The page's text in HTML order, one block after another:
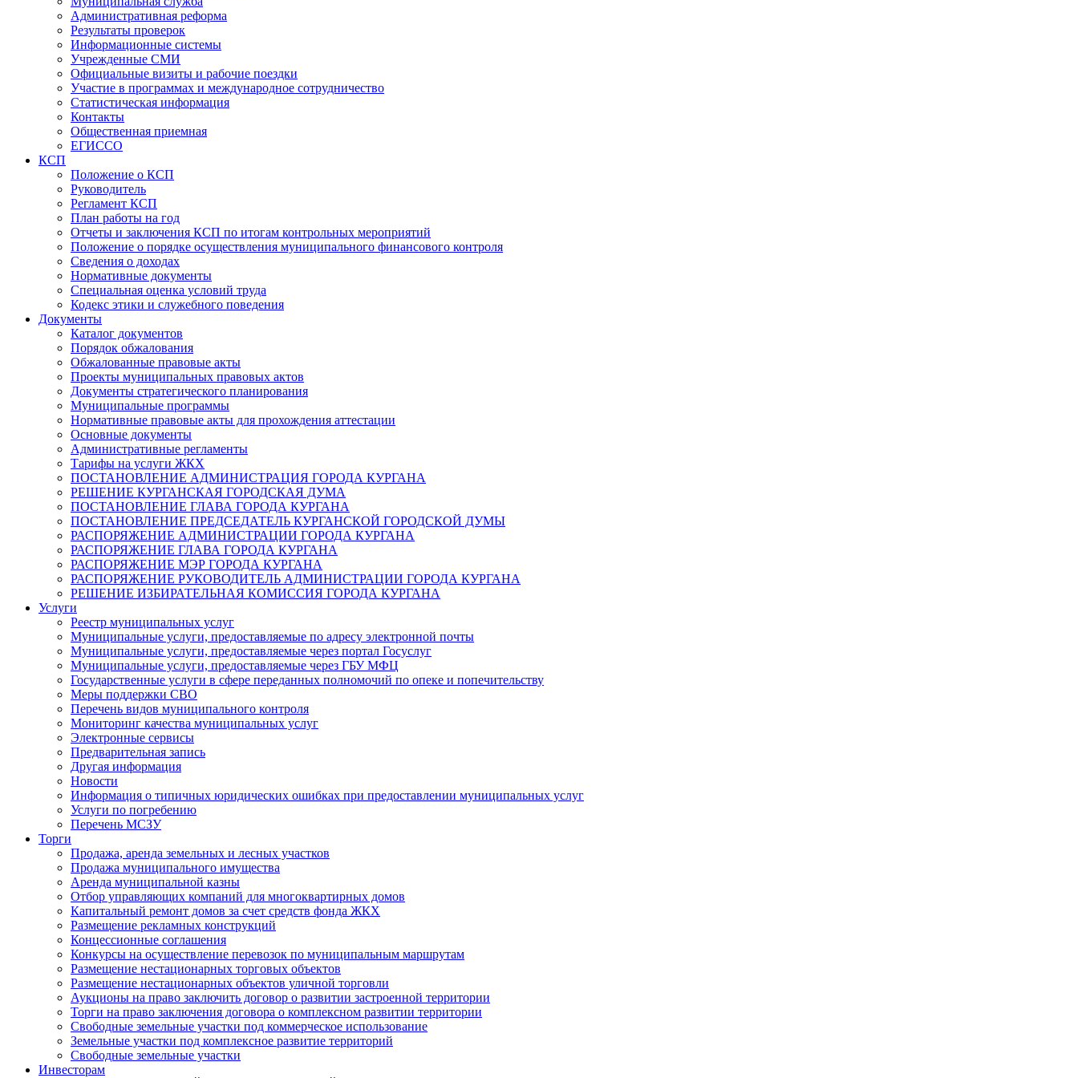
Административная реформа
Результаты проверок
Информационные системы
Учрежденные СМИ
Официальные визиты и рабочие поездки
Участие в программах и международное сотрудничество
Статистическая информация
Контакты
Общественная приемная
ЕГИССО
КСП
Положение о КСП
Руководитель
Регламент КСП
План работы на год
Отчеты и заключения КСП по итогам контрольных мероприятий
Положение о порядке осуществления муниципального финансового контроля
Сведения о доходах
Нормативные документы
Специальная оценка условий труда
Кодекс этики и служебного поведения
Документы
Каталог документов
Порядок обжалования
Обжалованные правовые акты
Проекты муниципальных правовых актов
Документы стратегического планирования
Муниципальные программы
Нормативные правовые акты для прохождения аттестации
Основные документы
Административные регламенты
Тарифы на услуги ЖКХ
ПОСТАНОВЛЕНИЕ АДМИНИСТРАЦИЯ ГОРОДА КУРГАНА
РЕШЕНИЕ КУРГАНСКАЯ ГОРОДСКАЯ ДУМА
ПОСТАНОВЛЕНИЕ ГЛАВА ГОРОДА КУРГАНА
ПОСТАНОВЛЕНИЕ ПРЕДСЕДАТЕЛЬ КУРГАНСКОЙ ГОРОДСКОЙ ДУМЫ
РАСПОРЯЖЕНИЕ АДМИНИСТРАЦИИ ГОРОДА КУРГАНА
РАСПОРЯЖЕНИЕ ГЛАВА ГОРОДА КУРГАНА
РАСПОРЯЖЕНИЕ МЭР ГОРОДА КУРГАНА
РАСПОРЯЖЕНИЕ РУКОВОДИТЕЛЬ АДМИНИСТРАЦИИ ГОРОДА КУРГАНА
РЕШЕНИЕ ИЗБИРАТЕЛЬНАЯ КОМИССИЯ ГОРОДА КУРГАНА
Услуги
Реестр муниципальных услуг
Муниципальные услуги, предоставляемые по адресу электронной почты
Муниципальные услуги, предоставляемые через портал Госуслуг
Муниципальные услуги, предоставляемые через ГБУ МФЦ
Государственные услуги в сфере переданных полномочий по опеке и попечительству
Меры поддержки СВО
Перечень видов муниципального контроля
Мониторинг качества муниципальных услуг
Электронные сервисы
Предварительная запись
Другая информация
Новости
Информация о типичных юридических ошибках при предоставлении муниципальных услуг
Услуги по погребению
Перечень МСЗУ
Торги
Продажа, аренда земельных и лесных участков
Продажа муниципального имущества
Аренда муниципальной казны
Отбор управляющих компаний для многоквартирных домов
Капитальный ремонт домов за счет средств фонда ЖКХ
Размещение рекламных конструкций
Концессионные соглашения
Конкурсы на осуществление перевозок по муниципальным маршрутам
Размещение нестационарных торговых объектов
Размещение нестационарных объектов уличной торговли
Аукционы на право заключить договор о развитии застроенной территории
Торги на право заключения договора о комплексном развитии территории
Свободные земельные участки под коммерческое использование
Земельные участки под комплексное развитие территорий
Свободные земельные участки
Инвесторам